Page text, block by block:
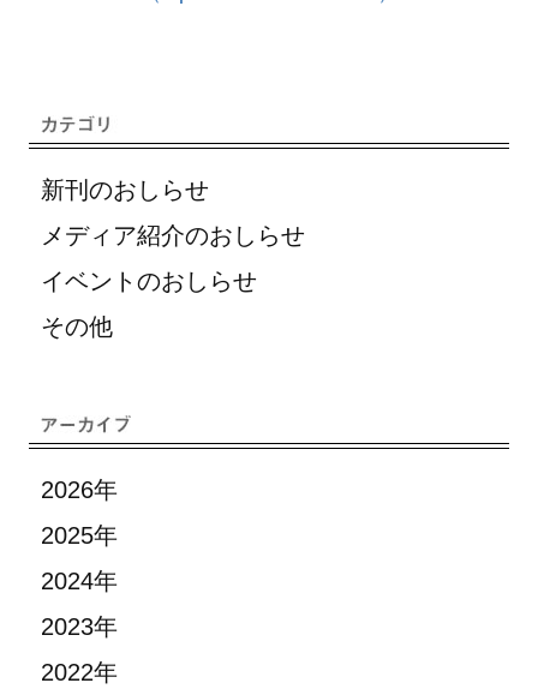
新刊のおしらせ
メディア紹介のおしらせ
イベントのおしらせ
その他
2026年
2025年
2024年
2023年
2022年